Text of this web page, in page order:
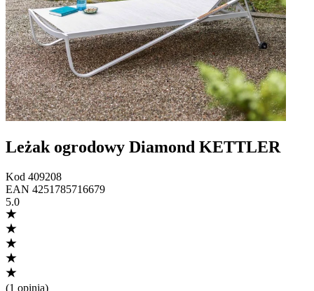
Leżak ogrodowy Diamond KETTLER
Kod 409208
EAN 4251785716679
5.0
(1 opinia)